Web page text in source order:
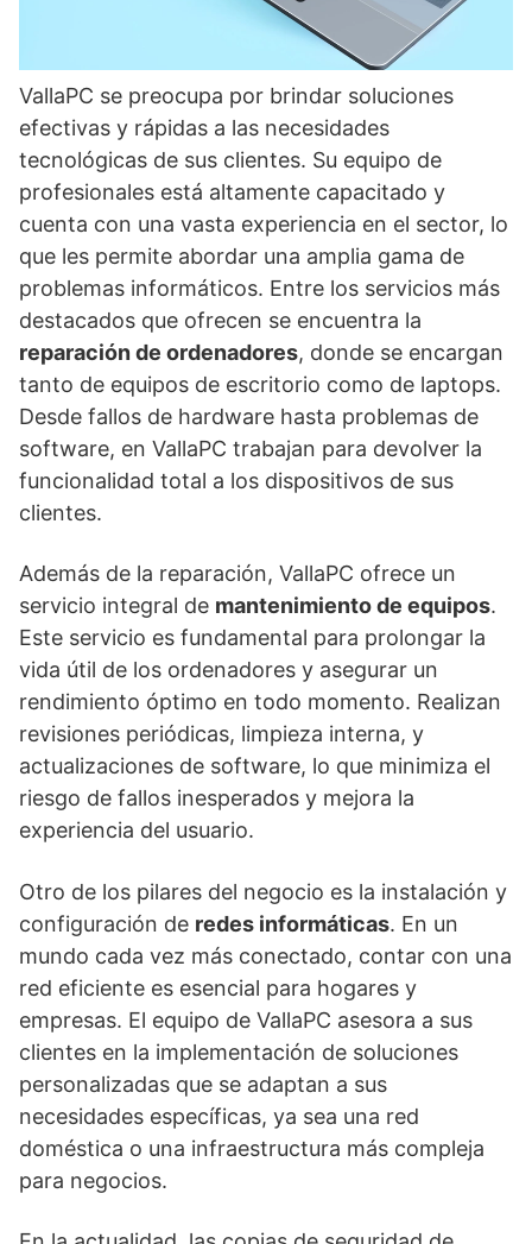
VallaPC se preocupa por brindar soluciones
efectivas y rápidas a las necesidades
tecnológicas de sus clientes. Su equipo de
profesionales está altamente capacitado y
cuenta con una vasta experiencia en el sector, lo
que les permite abordar una amplia gama de
problemas informáticos. Entre los servicios más
destacados que ofrecen se encuentra la
reparación de ordenadores, donde se encargan
tanto de equipos de escritorio como de laptops.
Desde fallos de hardware hasta problemas de
software, en VallaPC trabajan para devolver la
funcionalidad total a los dispositivos de sus
clientes.
Además de la reparación, VallaPC ofrece un
servicio integral de mantenimiento de equipos.
Este servicio es fundamental para prolongar la
vida útil de los ordenadores y asegurar un
rendimiento óptimo en todo momento. Realizan
revisiones periódicas, limpieza interna, y
actualizaciones de software, lo que minimiza el
riesgo de fallos inesperados y mejora la
experiencia del usuario.
Otro de los pilares del negocio es la instalación y
configuración de redes informáticas. En un
mundo cada vez más conectado, contar con una
red eficiente es esencial para hogares y
empresas. El equipo de VallaPC asesora a sus
clientes en la implementación de soluciones
personalizadas que se adaptan a sus
necesidades específicas, ya sea una red
doméstica o una infraestructura más compleja
para negocios.